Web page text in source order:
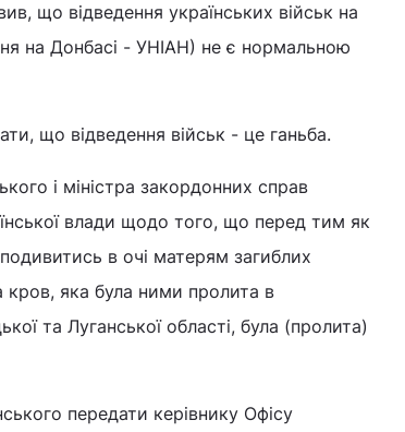
що відведення українських військ на
на Донбасі - УНІАН) не є нормальною
що відведення військ - це ганьба.
і міністра закордонних справ
влади щодо того, що перед тим як
в очі матерям загиблих
кров, яка була ними пролита в
та Луганської області, була (пролита)
передати керівнику Офісу